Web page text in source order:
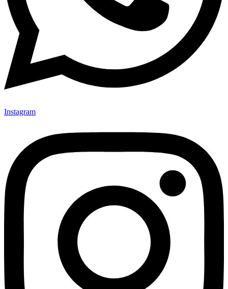
Instagram